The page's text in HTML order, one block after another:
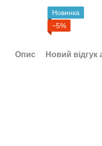
Новинка
−5%
Опис Новий відгук